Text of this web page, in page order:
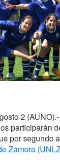
2 (AUNO
participarán
por segundo
Zamora (